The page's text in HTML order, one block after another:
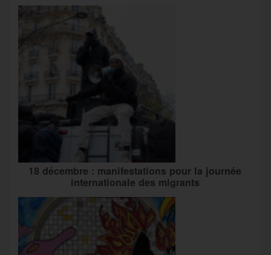
18 décembre : manifestations pour la journée
internationale des migrants